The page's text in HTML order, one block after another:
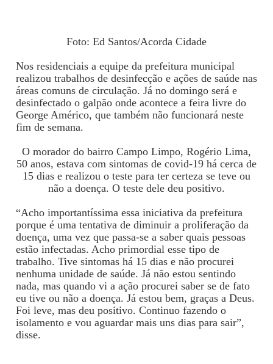
Foto: Ed Santos/Acorda Cidade
Nos residenciais a equipe da prefeitura municipal
realizou trabalhos de desinfecção e ações de saúde nas
áreas comuns de circulação. Já no domingo será e
desinfectado o galpão onde acontece a feira livre do
George Américo, que também não funcionará neste
fim de semana.
O morador do bairro Campo Limpo, Rogério Lima,
50 anos, estava com sintomas de covid-19 há cerca de
15 dias e realizou o teste para ter certeza se teve ou
não a doença. O teste dele deu positivo.
“Acho importantíssima essa iniciativa da prefeitura
porque é uma tentativa de diminuir a proliferação da
doença, uma vez que passa-se a saber quais pessoas
estão infectadas. Acho primordial esse tipo de
trabalho. Tive sintomas há 15 dias e não procurei
nenhuma unidade de saúde. Já não estou sentindo
nada, mas quando vi a ação procurei saber se de fato
eu tive ou não a doença. Já estou bem, graças a Deus.
Foi leve, mas deu positivo. Continuo fazendo o
isolamento e vou aguardar mais uns dias para sair”,
disse.